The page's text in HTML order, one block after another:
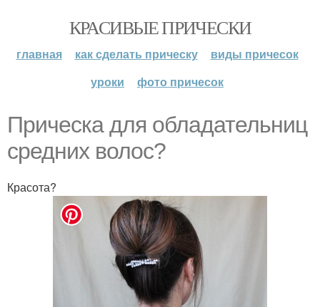
КРАСИВЫЕ ПРИЧЕСКИ
главная как сделать прическу
виды причесок
уроки
фото причесок
Прическа для обладательниц
средних волос?
Красота?